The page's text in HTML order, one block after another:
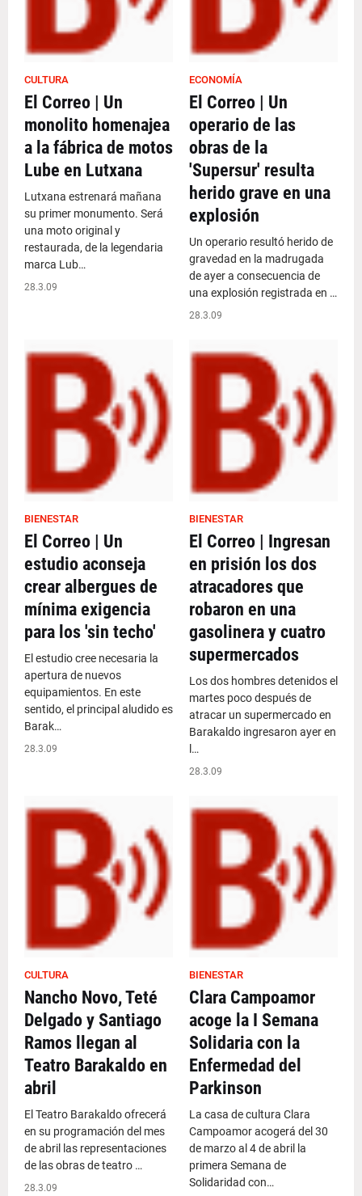
CULTURA
El Correo | Un
monolito homenajea
a la fábrica de motos
Lube en Lutxana
Lutxana estrenará mañana
su primer monumento. Será
una moto original y
restaurada, de la legendaria
marca Lub…
28.3.09
ECONOMÍA
El Correo | Un
operario de las
obras de la
'Supersur' resulta
herido grave en una
explosión
Un operario resultó herido de
gravedad en la madrugada
de ayer a consecuencia de
una explosión registrada en …
28.3.09
BIENESTAR
El Correo | Un
estudio aconseja
crear albergues de
mínima exigencia
para los 'sin techo'
El estudio cree necesaria la
apertura de nuevos
equipamientos. En este
sentido, el principal aludido es
Barak…
28.3.09
BIENESTAR
El Correo | Ingresan
en prisión los dos
atracadores que
robaron en una
gasolinera y cuatro
supermercados
Los dos hombres detenidos el
martes poco después de
atracar un supermercado en
Barakaldo ingresaron ayer en
l…
28.3.09
CULTURA
Nancho Novo, Teté
Delgado y Santiago
Ramos llegan al
Teatro Barakaldo en
abril
El Teatro Barakaldo ofrecerá
en su programación del mes
de abril las representaciones
de las obras de teatro …
28.3.09
BIENESTAR
Clara Campoamor
acoge la I Semana
Solidaria con la
Enfermedad del
Parkinson
La casa de cultura Clara
Campoamor acogerá del 30
de marzo al 4 de abril la
primera Semana de
Solidaridad con…